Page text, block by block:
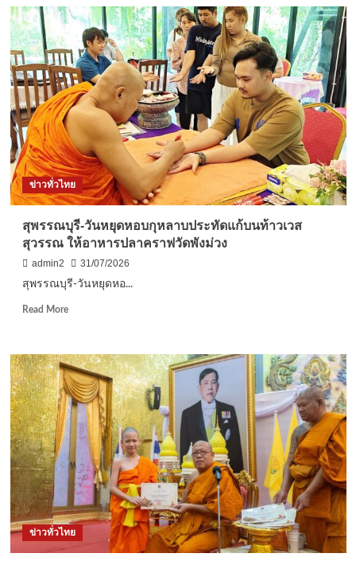
สุพรรณบุรี-
วัน
หยุด
หอบ
กุหลาบ
ประทัด
แก้
บน
เวส
สุวรรณ
ให้
อาหาร
ปลา
ครา
ฟ
วัด
พัง
ม่วง
ข่าวทั่วไทย
สุพรรณบุรี-วันหยุดหอบกุหลาบประทัดแก้บนท้าวเวส
สุวรรณ ให้อาหารปลาคราฟวัดพังม่วง
admin2
31/07/2026
สุพรรณบุรี-วันหยุดหอ...
Read MoreRead
สุพรรณบุรี-
วัน
หยุด
หอบ
กุหลาบ
ประทัด
บน
ท้าว
เวส
สุวรรณ
ให้
อาหาร
ข่าวทั่วไทย